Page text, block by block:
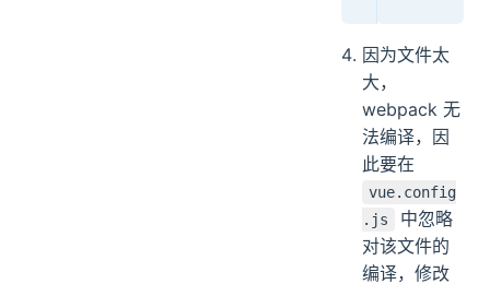
因为文件太
大，
webpack 无
法编译，因
此要在
vue.config
.js
中忽略
对该文件的
编译，修改